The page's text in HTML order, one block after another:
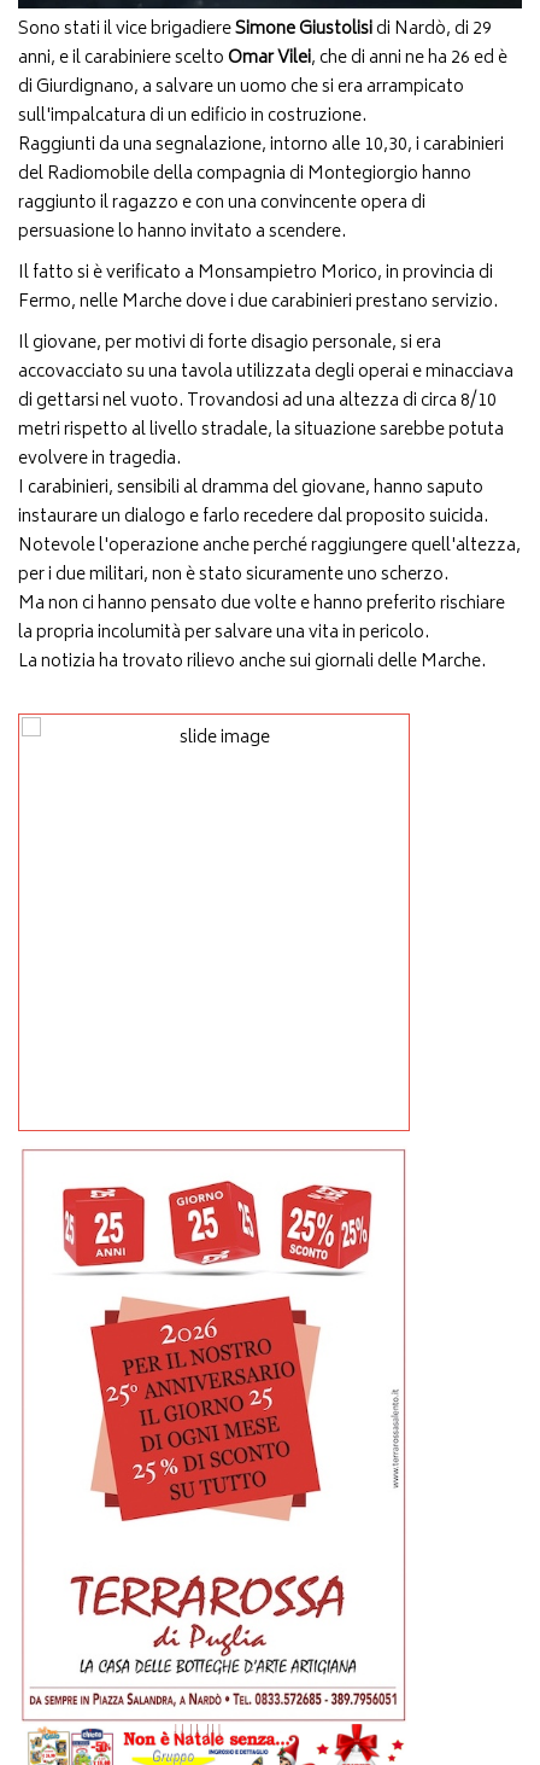
Sono stati il vice brigadiereSimone Giustolisidi Nardò, di 29
anni, e il carabiniere sceltoOmar Vilei, che di anni ne ha 26 ed è
di Giurdignano, a salvare un uomo che si era arrampicato
sull'impalcatura di un edificio in costruzione.
Raggiunti da una segnalazione, intorno alle 10,30, i carabinieri
del Radiomobile della compagnia di Montegiorgio hanno
raggiunto il ragazzo e con una convincente opera di
persuasione lo hanno invitato a scendere.
Il fatto si è verificato a Monsampietro Morico, in provincia di
Fermo, nelle Marche dove i due carabinieri prestano servizio.
Il giovane, per motivi di forte disagio personale, si era
accovacciato su una tavola utilizzata degli operai e minacciava
di gettarsi nel vuoto. Trovandosi ad una altezza di circa 8/10
metri rispetto al livello stradale, la situazione sarebbe potuta
evolvere in tragedia.
I carabinieri, sensibili al dramma del giovane, hanno saputo
instaurare un dialogo e farlo recedere dal proposito suicida.
Notevole l'operazione anche perché raggiungere quell'altezza,
per i due militari, non è stato sicuramente uno scherzo.
Ma non ci hanno pensato due volte e hanno preferito rischiare
la propria incolumità per salvare una vita in pericolo.
La notizia ha trovato rilievo anche sui giornali delle Marche.